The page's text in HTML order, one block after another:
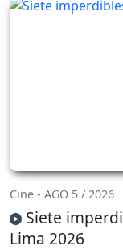
Cine - AGO 5 / 2026
Siete
Lima 2026